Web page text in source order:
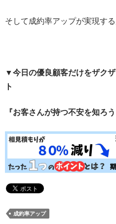
そして成約率アップが実現する
▼今日の優良顧客だけをザク
ト
『お客さんが持つ不安を知ろう
成約率アップ